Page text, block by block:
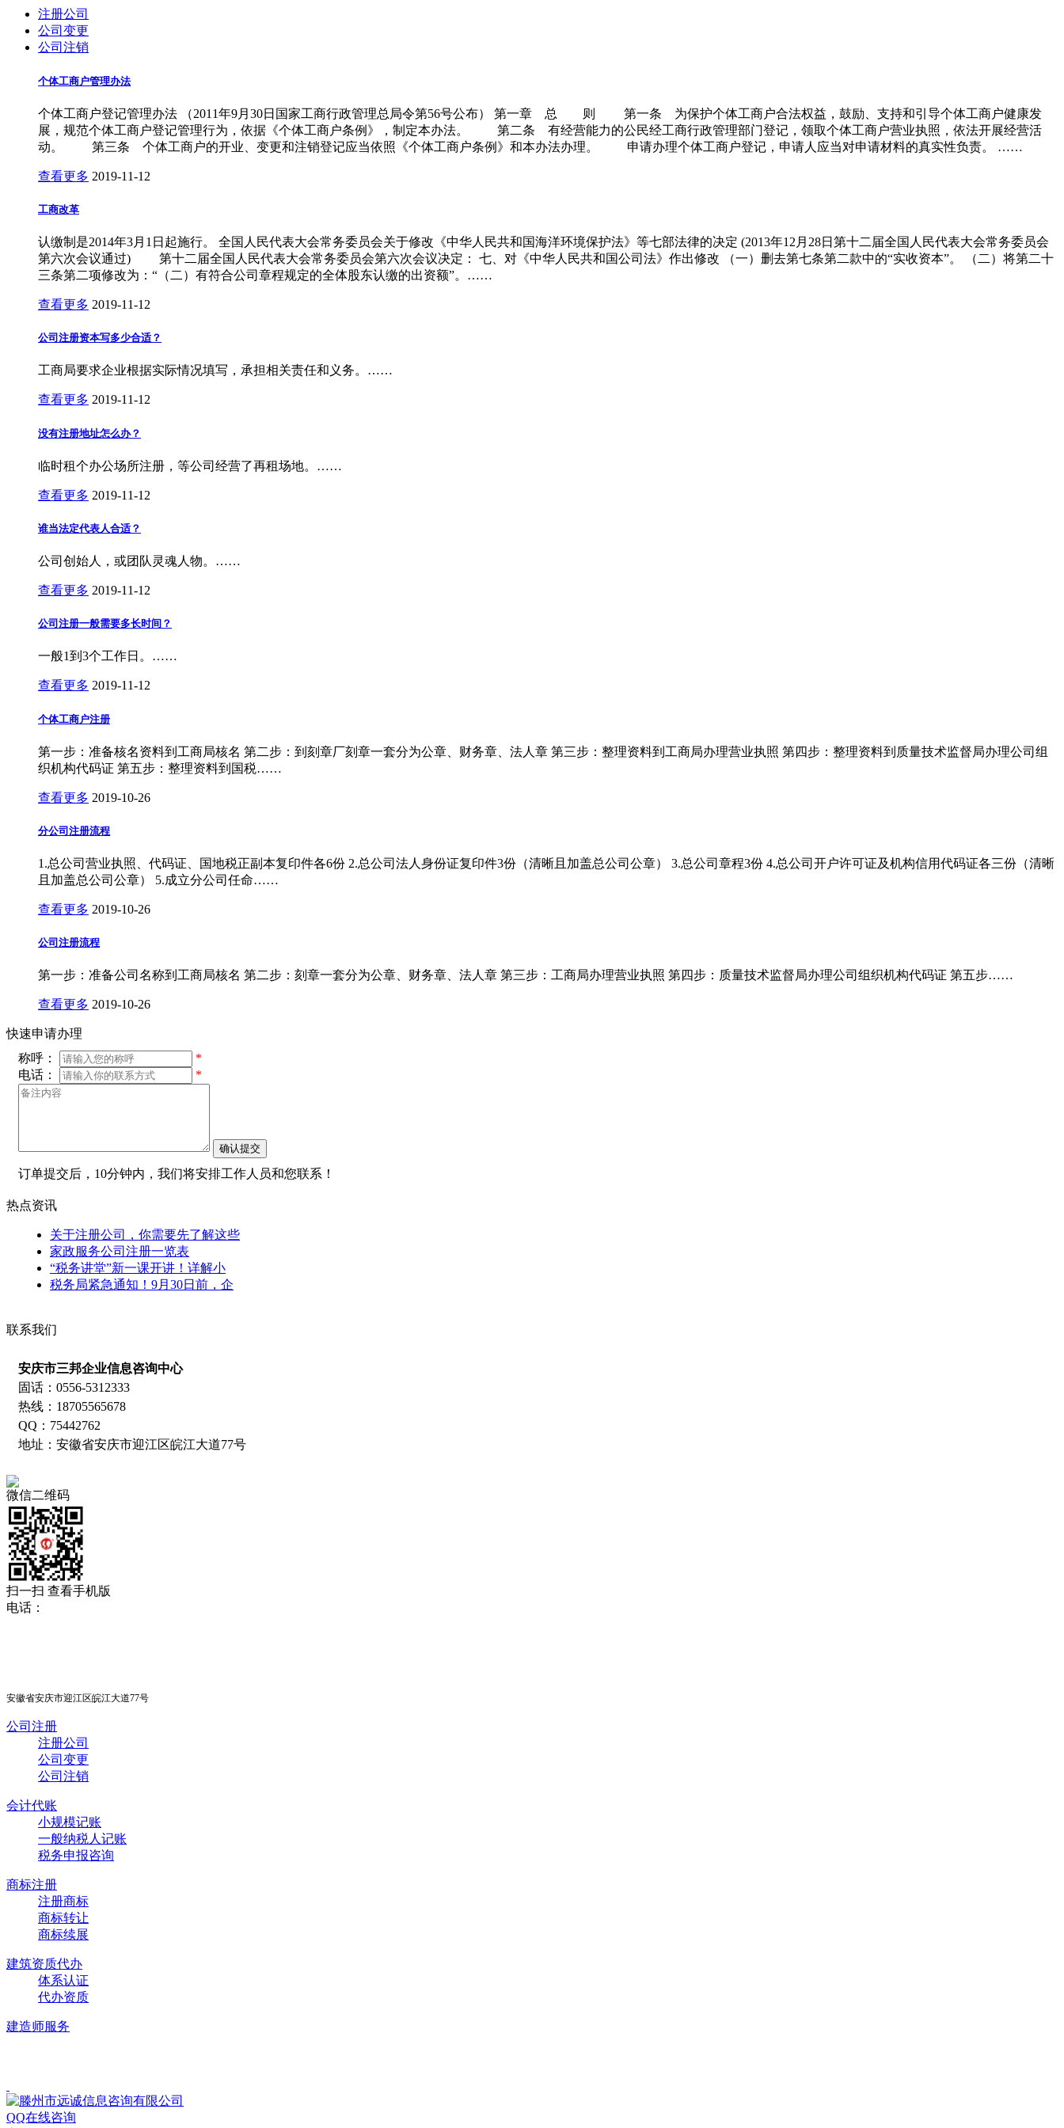
注册公司
公司变更
公司注销
个体工商户管理办法
个体工商户登记管理办法 （2011年9月30日国家工商行政管理总局令第56号公布） 第一章 总 则 第一条 为保护个体工商户合法权益，鼓励、支持和引导个体工商户健康发
展，规范个体工商户登记管理行为，依据《个体工商户条例》，制定本办法。 第二条 有经营能力的公民经工商行政管理部门登记，领取个体工商户营业执照，依法开展经营活
动。 第三条 个体工商户的开业、变更和注销登记应当依照《个体工商户条例》和本办法办理。 申请办理个体工商户登记，申请人应当对申请材料的真实性负责。 ……
查看更多 2019-11-12
工商改革
认缴制是2014年3月1日起施行。 全国人民代表大会常务委员会关于修改《中华人民共和国海洋环境保护法》等七部法律的决定 (2013年12月28日第十二届全国人民代表大会常务委员会
第六次会议通过) 第十二届全国人民代表大会常务委员会第六次会议决定： 七、对《中华人民共和国公司法》作出修改 （一）删去第七条第二款中的“实收资本”。 （二）将第二十
三条第二项修改为：“（二）有符合公司章程规定的全体股东认缴的出资额”。……
查看更多 2019-11-12
公司注册资本写多少合适？
工商局要求企业根据实际情况填写，承担相关责任和义务。……
查看更多 2019-11-12
没有注册地址怎么办？
临时租个办公场所注册，等公司经营了再租场地。……
查看更多 2019-11-12
谁当法定代表人合适？
公司创始人，或团队灵魂人物。……
查看更多 2019-11-12
公司注册一般需要多长时间？
一般1到3个工作日。……
查看更多 2019-11-12
个体工商户注册
第一步：准备核名资料到工商局核名 第二步：到刻章厂刻章一套分为公章、财务章、法人章 第三步：整理资料到工商局办理营业执照 第四步：整理资料到质量技术监督局办理公司组
织机构代码证 第五步：整理资料到国税……
查看更多 2019-10-26
分公司注册流程
1.总公司营业执照、代码证、国地税正副本复印件各6份 2.总公司法人身份证复印件3份（清晰且加盖总公司公章） 3.总公司章程3份 4.总公司开户许可证及机构信用代码证各三份（清晰
且加盖总公司公章） 5.成立分公司任命……
查看更多 2019-10-26
公司注册流程
第一步：准备公司名称到工商局核名 第二步：刻章一套分为公章、财务章、法人章 第三步：工商局办理营业执照 第四步：质量技术监督局办理公司组织机构代码证 第五步……
查看更多 2019-10-26
快速申请办理
称呼：
*
电话：
*
订单提交后，10分钟内，我们将安排工作人员和您联系！
热点资讯
关于注册公司，你需要先了解这些
家政服务公司注册一览表
“税务讲堂”新一课开讲！详解小
税务局紧急通知！9月30日前，企
联系我们
安庆市三邦企业信息咨询中心
固话：0556-5312333
热线：18705565678
QQ：75442762
地址：安徽省安庆市迎江区皖江大道77号
微信二维码
扫一扫 查看手机版
电话：
安徽省安庆市迎江区皖江大道77号
公司注册
注册公司
公司变更
公司注销
会计代账
小规模记账
一般纳税人记账
税务申报咨询
商标注册
注册商标
商标转让
商标续展
建筑资质代办
体系认证
代办资质
建造师服务
QQ在线咨询